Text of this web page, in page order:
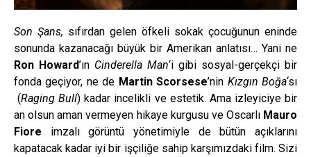
Son Şans, sıfırdan gelen öfkeli sokak çocuğunun eninde
sonunda kazanacağı büyük bir Amerikan anlatısı… Yani ne
Ron Howard’ın Cinderella Man‘i gibi sosyal-gerçekçi bir
fonda geçiyor, ne de Martin Scorsese’nin Kızgın Boğa‘sı
(Raging Bull) kadar incelikli ve estetik. Ama izleyiciye bir
an olsun aman vermeyen hikaye kurgusu ve Oscarlı Mauro
Fiore imzalı görüntü yönetimiyle de bütün açıklarını
kapatacak kadar iyi bir işçiliğe sahip karşımızdaki film. Sizi